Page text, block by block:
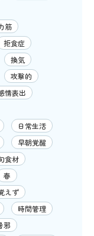
筋
拒食症
換気
攻撃的
情表出
日常生活
早朝覚醒
食材
春
えず
時間管理
邪